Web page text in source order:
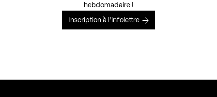
hebdomadaire !
Inscription à l’infolettre